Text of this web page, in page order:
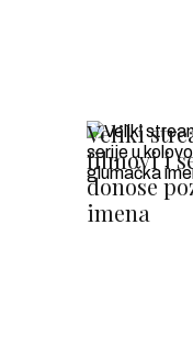
Veliki
filmovi i
donose
imena